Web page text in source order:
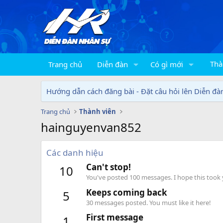
Trang chủ Diễn đàn Có gì mới
Hướng dẫn cách đăng bài - Đặt câu hỏi lên Diễn
Trang chủ Thành viên
hainguyenvan852
Các danh hiệu
10 Can't stop!
You've posted 100 messages. I hope this
5 Keeps coming back
30 messages posted. You must like it here!
First message